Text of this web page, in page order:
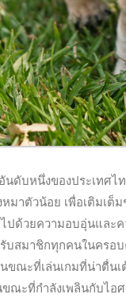
นดับหนึ่งของประเทศไ
มาตัวน้อย เพื่อเติมเต็
ปด้วยความอบอุ่นและ
สมาชิกทุกคนในครอ
ขณะที่เล่นเกมที่น่าตื่นเ
ณะที่กำลังเพลินกับไอ